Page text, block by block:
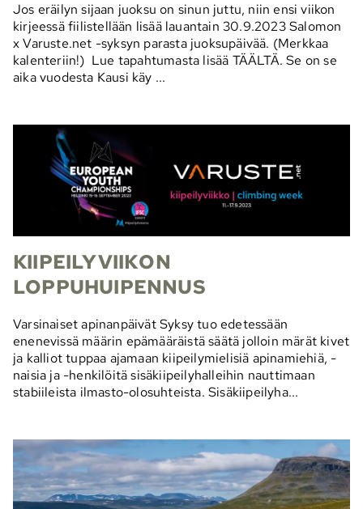
Jos eräilyn sijaan juoksu on sinun juttu, niin ensi viikon
kirjeessä fiilistellään lisää lauantain 30.9.2023 Salomon
x Varuste.net -syksyn parasta juoksupäivää. (Merkkaa
kalenteriin!) Lue tapahtumasta lisää TÄÄLTÄ. Se on se
aika vuodesta Kausi käy ...
KIIPEILYVIIKON
LOPPUHUIPENNUS
Varsinaiset apinanpäivät Syksy tuo edetessään
enenevissä määrin epämääräistä säätä jolloin märät kivet
ja kalliot tuppaa ajamaan kiipeilymielisiä apinamiehiä, -
naisia ja -henkilöitä sisäkiipeilyhalleihin nauttimaan
stabiileista ilmasto-olosuhteista. Sisäkiipeilyha...